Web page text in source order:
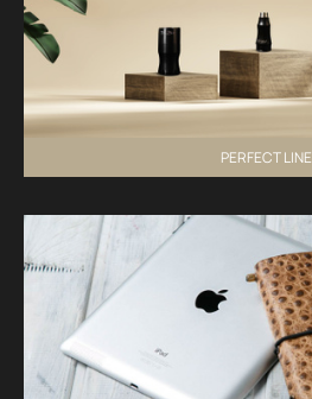
PERFECT LINE